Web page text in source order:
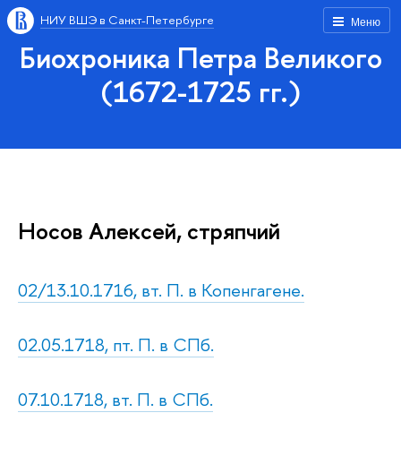
Меню
НИУ ВШЭ в Санкт-Петербурге
Биохроника Петра Великого
(1672-1725 гг.)
Носов Алексей, стряпчий
02/13.10.1716, вт. П. в Копенгагене.
02.05.1718, пт. П. в СПб.
07.10.1718, вт. П. в СПб.